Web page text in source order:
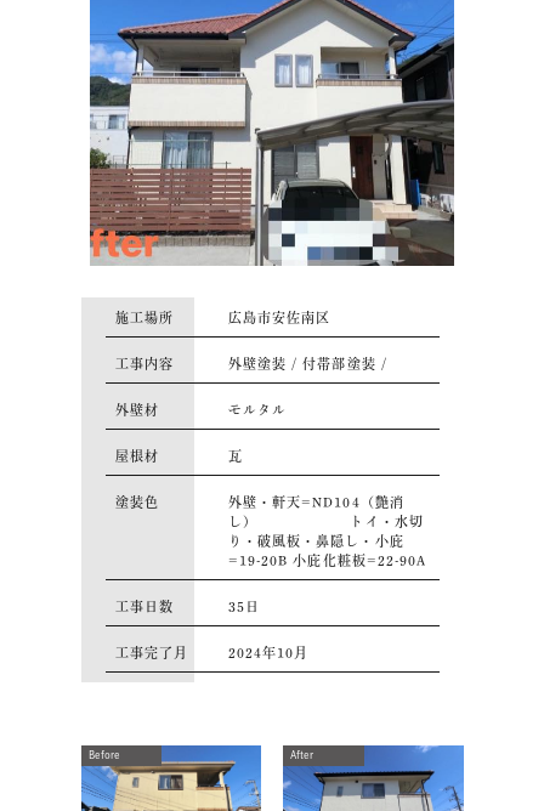
施工場所 広島市安佐南区
工事内容 外壁塗装 / 付帯部塗装 /
外壁材 モルタル
屋根材 瓦
塗装色
外壁・軒天=ND104（艶消
し） トイ・水切
り・破風板・鼻隠し・小庇
=19-20B 小庇化粧板=22-90A
⼯事⽇数 35日
⼯事完了月 2024年10月
Before After